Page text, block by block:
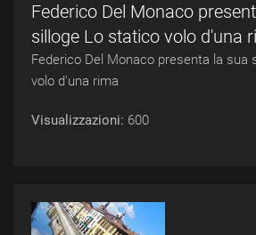
Federico Del Monaco
silloge Lo statico volo d'una
Federico Del Monaco presenta la sua
volo d'una rima
Visualizzazioni: 600